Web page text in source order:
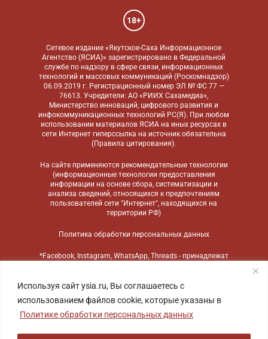
Используя сайт ysia.ru, Вы соглашаетесь с
использованием файлов cookie, которые указаны в
Политике обработки персональных данных
18+
Сетевое издание «Якутское-Саха Информационное
Агентство (ЯСИА)» зарегистрировано в Федеральной
службе по надзору в сфере связи, информационных
технологий и массовых коммуникаций (Роскомнадзор)
06.09.2019 г. Регистрационный номер ЭЛ № ФС 77 —
76613. Учредители: АО «РИИХ Сахамедиа»,
Министерство инноваций, цифрового развития и
инфокоммуникационных технологий РС(Я). При любом
использовании материалов ЯСИА на иных ресурсах в
сети Интернет гиперссылка на источник обязательна
(Правила цитирования).
На сайте применяются рекомендательные технологии
(информационные технологии предоставления
информации на основе сбора, систематизации и
анализа сведений, относящихся к предпочтениям
пользователей сети "Интернет", находящихся на
территории РФ)
Политика обработки персональных данных
*Facebook, Instagram, WhatsApp, Threads - принадлежат